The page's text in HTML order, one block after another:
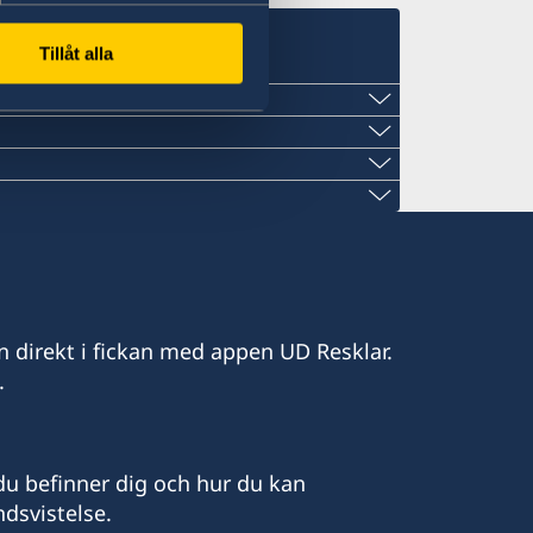
Tillåt alla
för närvarande endast per telefon
14:30-16:30.
Par Anfa,
Hivernage
i fickan med appen UD Resklar.
befinner dig och hur du kan